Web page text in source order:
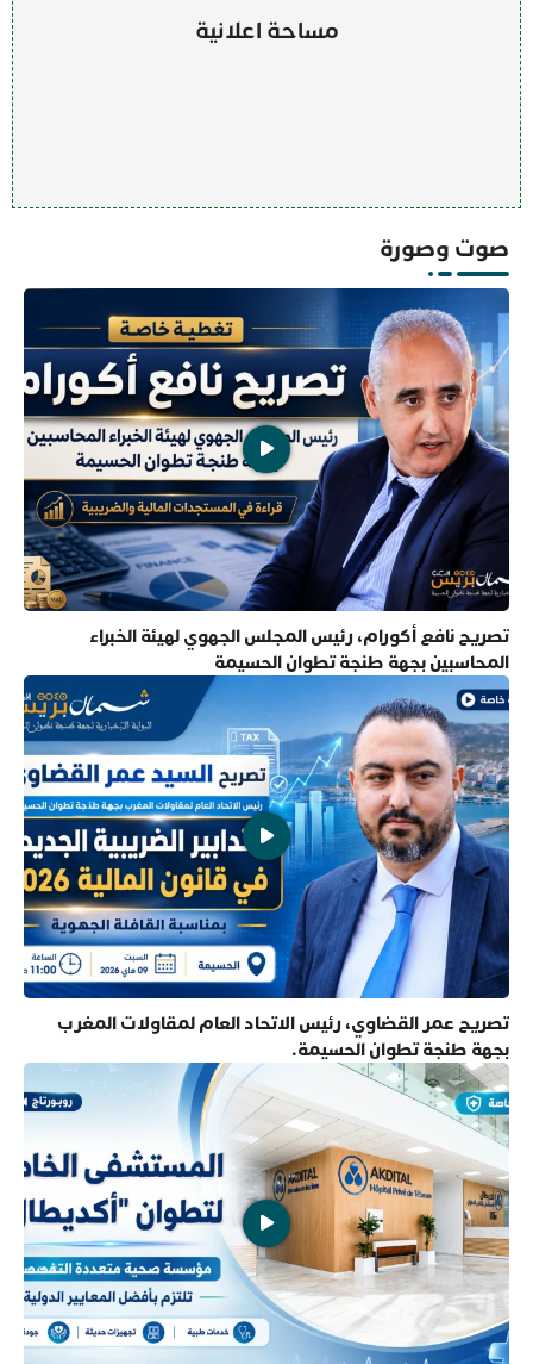
مساحة اعلانية
صوت وصورة
تصريح نافع أكورام، رئيس المجلس الجهوي لهيئة الخبراء
المحاسبين بجهة طنجة تطوان الحسيمة
تصريح عمر القضاوي، رئيس الاتحاد العام لمقاولات المغرب
بجهة طنجة تطوان الحسيمة.